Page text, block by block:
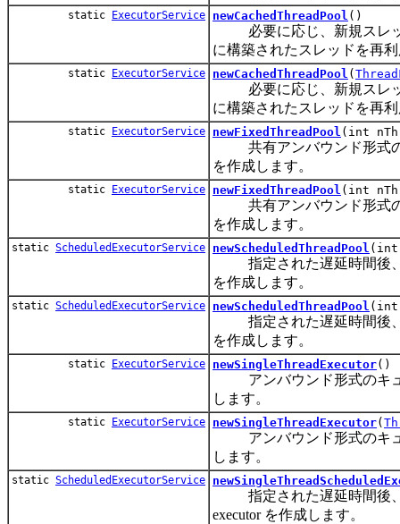
static ExecutorService newCachedThreadPool ()
必要に応じ、新規スレッ
に構築されたスレッドを再
static ExecutorService newCachedThreadPool (
必要に応じ、新規スレッ
に構築されたスレッドを再
static ExecutorService newFixedThreadPool (int
共有アンバウンド形式の
を作成します。
static ExecutorService newFixedThreadPool (int
共有アンバウンド形式の
を作成します。
static ScheduledExecutorService newScheduledThreadPool (int
指定された遅延時間後、
を作成します。
static ScheduledExecutorService newScheduledThreadPool (int
指定された遅延時間後、
を作成します。
static ExecutorService newSingleThreadExecutor()
アンバウンド形式のキュ
します。
static ExecutorService newSingleThreadExecutor(
アンバウンド形式のキュ
します。
static ScheduledExecutorService
指定された遅延時間後、
executor を作成します。